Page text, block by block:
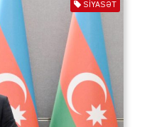
SIYASƏT